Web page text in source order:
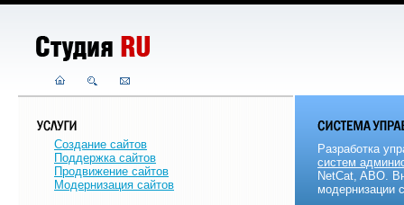
Создание сайтов
Поддержка сайтов
Продвижение сайтов
Модернизация сайтов
Разработка
систем
NetCat, ABO.
модернизации